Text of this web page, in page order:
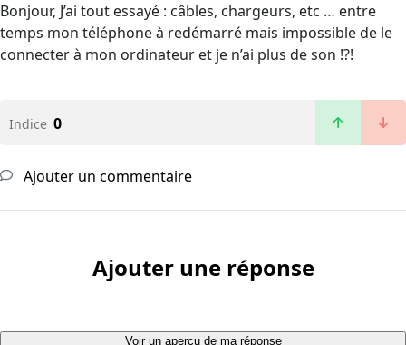
Bonjour, J’ai tout essayé : câbles, chargeurs, etc … entre
temps mon téléphone à redémarré mais impossible de le
connecter à mon ordinateur et je n’ai plus de son !?!
Indice 0
Ajouter un commentaire
Ajouter une réponse
Voir un aperçu de ma réponse